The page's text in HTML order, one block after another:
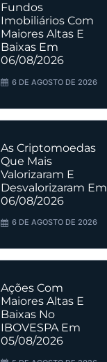
Fundos
Imobiliários Com
Maiores Altas E
Baixas Em
06/08/2026
6 DE AGOSTO DE 2026
As Criptomoedas
Que Mais
Valorizaram E
Desvalorizaram Em
06/08/2026
6 DE AGOSTO DE 2026
Ações Com
Maiores Altas E
Baixas No
IBOVESPA Em
05/08/2026